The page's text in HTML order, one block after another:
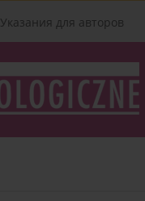
Указания для aвторов